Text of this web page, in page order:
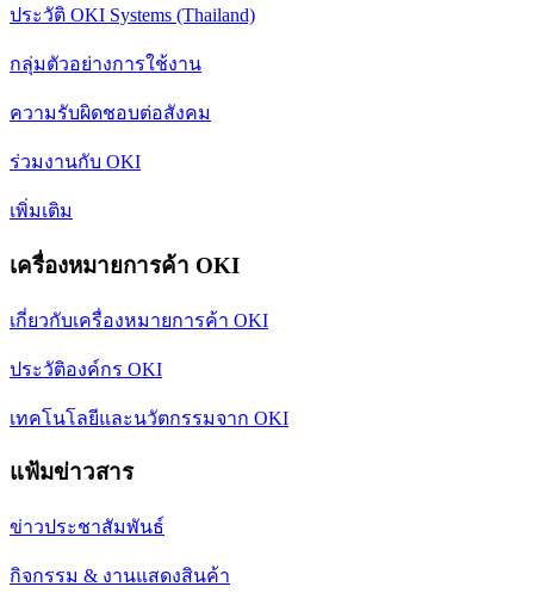
ประวัติ OKI Systems (Thailand)
กลุ่มตัวอย่างการใช้งาน
ความรับผิดชอบต่อสังคม
ร่วมงานกับ OKI
เพิ่มเติม
เครื่องหมายการค้า OKI
เกี่ยวกับเครื่องหมายการค้า OKI
ประวัติองค์กร OKI
เทคโนโลยีและนวัตกรรมจาก OKI
แฟ้มข่าวสาร
ข่าวประชาสัมพันธ์
กิจกรรม & งานแสดงสินค้า